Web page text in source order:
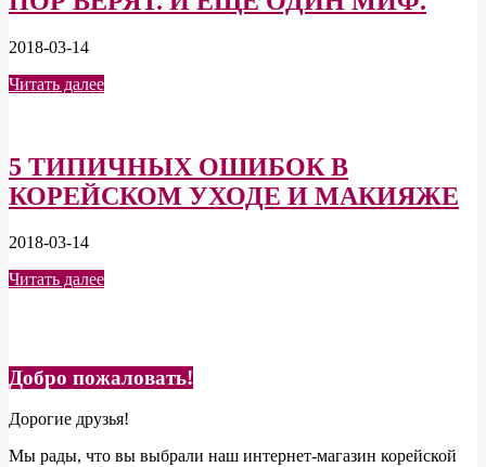
2018-03-14
Читать далее
5 ТИПИЧНЫХ ОШИБОК В
КОРЕЙСКОМ УХОДЕ И МАКИЯЖЕ
2018-03-14
Читать далее
Добро пожаловать!
Дорогие друзья!
Мы рады, что вы выбрали наш интернет-магазин корейской